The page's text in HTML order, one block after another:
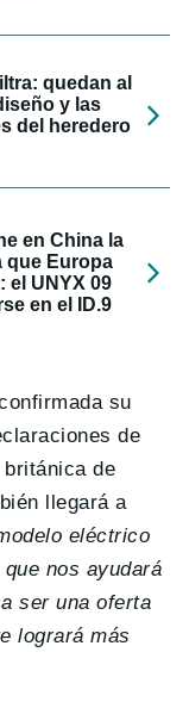
quedan al
y las
del heredero
en China la
que Europa
el UNYX 09
en el ID.9
su
de
de
llegará a
eléctrico
nos ayudará
ser una oferta
logrará más